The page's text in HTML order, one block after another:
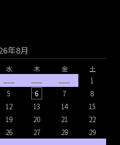
年8月
水 木 金
土
1
5 6 7
8
12 13 14
15
19 20 21
22
26 27 28
29